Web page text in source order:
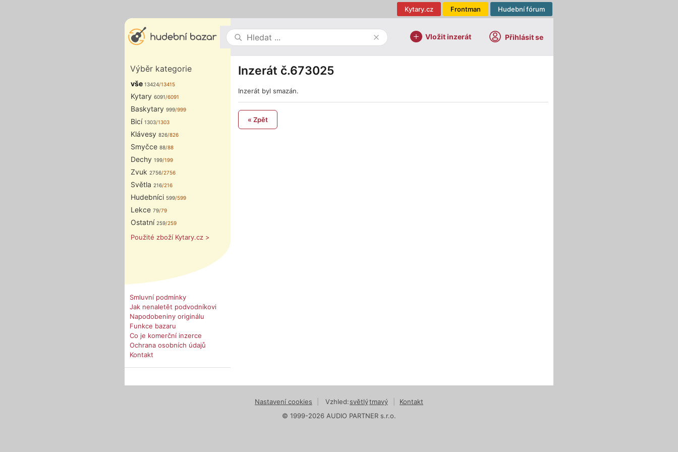
Hudební fórum
Frontman
Kytary.cz
Vložit inzerát Přihlásit se
Výběr kategorie
vše 13424/13415
Kytary 6091/6091
Baskytary 999/999
Bicí 1303/1303
Klávesy 826/826
Smyčce 88/88
Dechy 199/199
Zvuk 2756/2756
Světla 216/216
Hudebníci 599/599
Lekce 79/79
Ostatní 259/259
Použité zboží Kytary.cz >
Smluvní podmínky
Jak nenaletět podvodníkovi
Napodobeniny originálu
Funkce bazaru
Co je komerční inzerce
Ochrana osobních údajů
Kontakt
Inzerát č.673025
Inzerát byl smazán.
« Zpět
Nastavení cookies Vzhled:světlýtmavý
Kontakt
© 1999-2026 AUDIO PARTNER s.r.o.